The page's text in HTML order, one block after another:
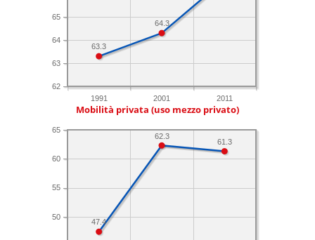
1991 2001 2011
62
63
64
65
64.3
63.3
Mobilità privata (uso mezzo privato)
50
55
60
65
61.3
62.3
47.4